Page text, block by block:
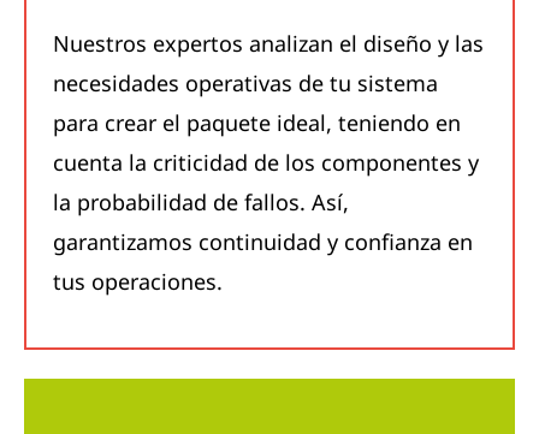
Nuestros expertos analizan el diseño y las
necesidades operativas de tu sistema
para crear el paquete ideal, teniendo en
cuenta la criticidad de los componentes y
la probabilidad de fallos. Así,
garantizamos continuidad y confianza en
tus operaciones.